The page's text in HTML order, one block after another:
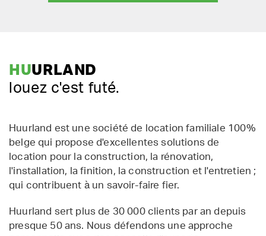
HUURLAND
louez c'est futé.
Huurland est une société de location familiale 100%
belge qui propose d'excellentes solutions de
location pour la construction, la rénovation,
l'installation, la finition, la construction et l'entretien ;
qui contribuent à un savoir-faire fier.
Huurland sert plus de 30 000 clients par an depuis
presque 50 ans. Nous défendons une approche